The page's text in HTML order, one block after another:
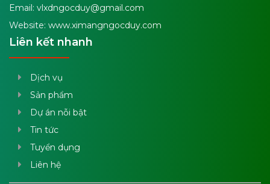
Email: vlxdngocduy@gmail.com
Website: www.ximangngocduy.com
Liên kết nhanh
Dịch vụ
Sản phẩm
Dự án nỗi bật
Tin tức
Tuyển dụng
Liên hệ